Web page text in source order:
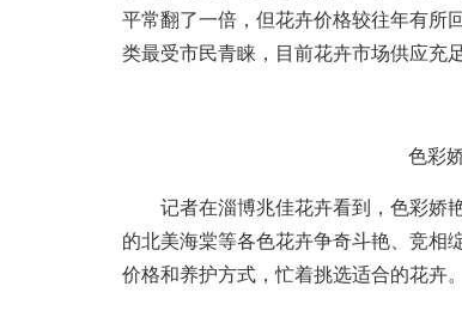
平常翻了一倍，但花卉价格较往年有所
类最受市民青睐，目前花卉市场供应充
色彩
记者在淄博兆佳花卉看到，色彩娇艳
的北美海棠等各色花卉争奇斗艳、竞相
价格和养护方式，忙着挑选适合的花卉。